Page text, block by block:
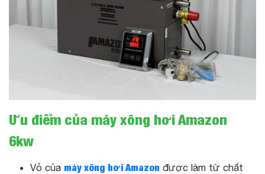
Ưu điểm của máy xông hơi Amazon
6kw
Vỏ của máy xông hơi Amazon được làm từ chất